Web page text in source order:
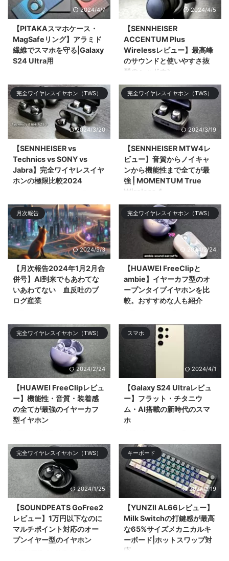
2024/4/7
【PITAKAスマホケース・
MagSafeリング】アラミド
繊維でスマホを守る|Galaxy
S24 Ultra用
PITAKAのアラミド繊維のケース
やMagSafeリング、スクリーン
プロ&# ...
2024/4/5
【SENNHEISER
ACCENTUM Plus
Wirelessレビュー】最高峰
のサウンドと使いやすさ抜
群のヘッドホン
今回はSENNHEISERのミドルレ
ンジモデル「SENNHEISER
ACCENTUM Plus Wireless」を
レビューする。ミドル ...
完全ワイヤレスイヤホン（TWS）
2024/3/20
【SENNHEISER vs
Technics vs SONY vs
Jabra】完全ワイヤレスイヤ
ホンの極限比較2024
完全ワイヤレスイヤホン
「SENNHEISER MOMENTUM
True Wireless 4」「SONY WF-
1000XM5 ...
完全ワイヤレスイヤホン（TWS）
2024/3/19
【SENNHEISER MTW4レ
ビュー】音質からノイキャ
ンから機能性まで全てが最
強 | MOMENTUM True
Wireless 4
今回は2024年のNo.1候補である
フラグシップ完全ワイヤレスイヤ
ホン「SENNHEISER
MOMENTUM Tru ...
月次報告
2024/5/3
【月次報告2024年1月2月合
併号】AI到来でもあわてな
いあわてない 血反吐のブ
ログ産業
次報告を合算して振り返りや感じ
たことをツ& ...
完全ワイヤレスイヤホン（TWS）
2024/2/24
【HUAWEI FreeClipと
ambie】イヤーカフ型のオ
ープンタイプイヤホンを比
較。おすすめな人も紹介
「ambie AM-TW01」と2024年
登場の「HUAWEI FreeClip」を比
較してどち ...
完全ワイヤレスイヤホン（TWS）
2024/2/24
【HUAWEI FreeClipレビュ
ー】機能性・音質・装着感
の全てが最強のイヤーカフ
型イヤホン
11,749%の超絶大成功を記録した
オープンタイプ（&# ...
スマホ
2024/4/1
【Galaxy S24 Ultraレビュ
ー】フラット・チタニウ
ム・AI搭載の新時代のスマ
ホ
スマホ「Galaxy S24 Ultra」をレ
ビューする。大まかなデザ ...
完全ワイヤレスイヤホン（TWS）
2024/1/25
【SOUNDPEATS GoFree2
レビュー】1万円以下なのに
マルチポイント対応のオー
プンイヤー型のイヤホン
キーボード
2024/1/19
【YUNZII AL66レビュー】
Milk Switchの打鍵感が最高
な65%サイズメカニカルキ
ーボード|ホットスワップ対
応